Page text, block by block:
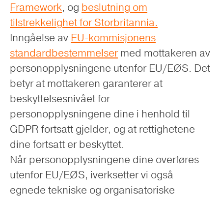
Framework, og beslutning om
tilstrekkelighet for Storbritannia.
Inngåelse av EU-kommisjonens
standardbestemmelsermed mottakeren av
personopplysningene utenfor EU/EØS. Det
betyr at mottakeren garanterer at
beskyttelsesnivået for
personopplysningene dine i henhold til
GDPR fortsatt gjelder, og at rettighetene
dine fortsatt er beskyttet.
Når personopplysningene dine overføres
utenfor EU/EØS, iverksetter vi også
egnede tekniske og organisatoriske